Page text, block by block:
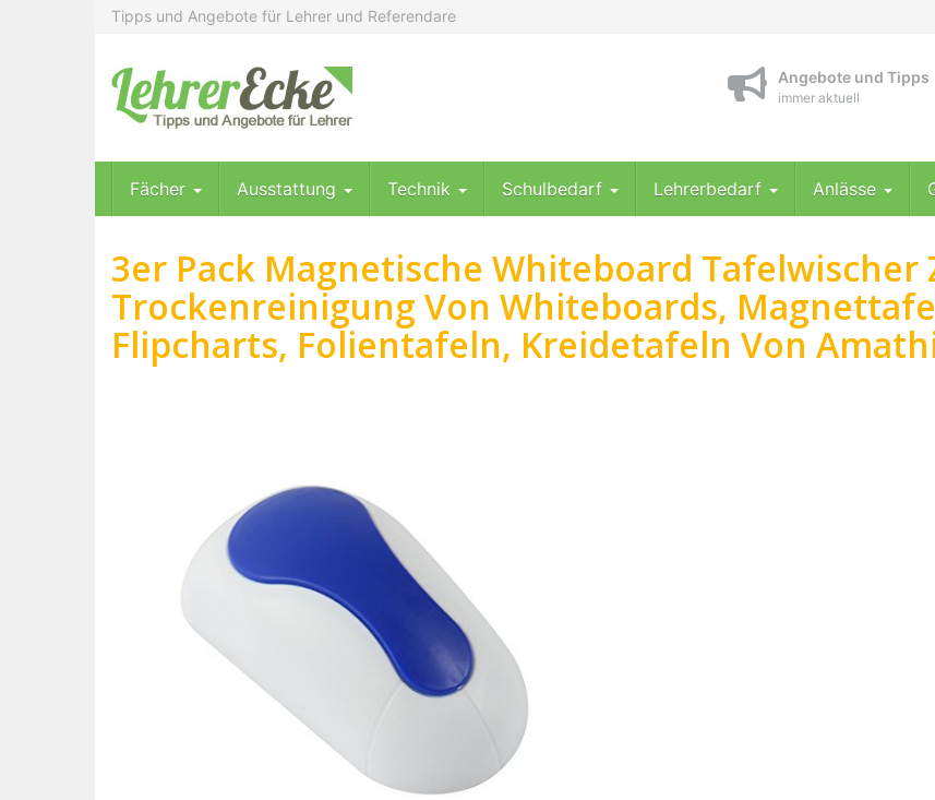
Tipps und Angebote für Lehrer und Referendare
Angebote und Tipps
immer aktuell
Fächer Ausstattung Technik Schulbedarf Lehrerbedarf Anlässe
3er Pack Magnetische Whiteboard Tafelwischer
Trockenreinigung Von Whiteboards,
Flipcharts, Folientafeln, Kreidetafeln Von